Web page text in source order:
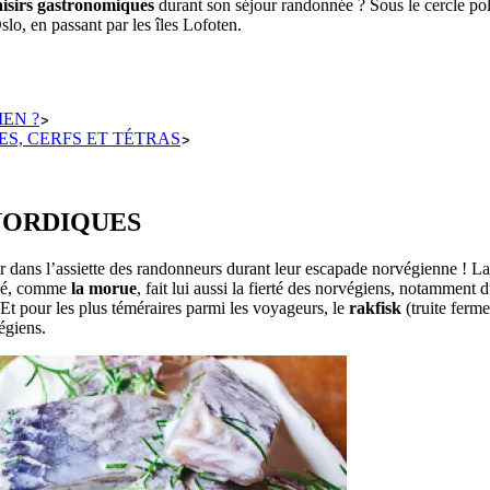
gastronomiques durant son séjour randonnée ? Sous le cercle
en passant par les îles Lofoten.
?
CERFS ET TÉTRAS
l’assiette des randonneurs durant leur escapade norvégienne !
comme la morue, fait lui aussi la fierté des norvégiens, notamment
pour les plus téméraires parmi les voyageurs, le rakfisk (truite